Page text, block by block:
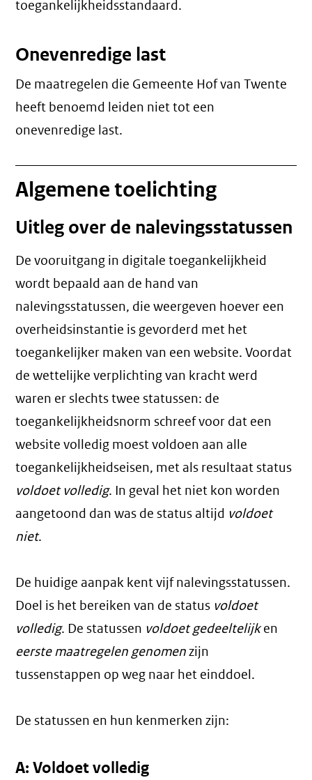
toegankelijkheidsstandaard.
Onevenredige last
De maatregelen die Gemeente Hof van Twente
heeft benoemd leiden niet tot een
onevenredige last.
Algemene toelichting
Uitleg over de nalevingsstatussen
De vooruitgang in digitale toegankelijkheid
wordt bepaald aan de hand van
nalevingsstatussen, die weergeven hoever een
overheidsinstantie is gevorderd met het
toegankelijker maken van een website. Voordat
de wettelijke verplichting van kracht werd
waren er slechts twee statussen: de
toegankelijkheidsnorm schreef voor dat een
website volledig moest voldoen aan alle
toegankelijkheidseisen, met als resultaat status
voldoet volledig. In geval het niet kon worden
aangetoond dan was de status altijd voldoet
niet.
De huidige aanpak kent vijf nalevingsstatussen.
Doel is het bereiken van de status voldoet
volledig. De statussen voldoet gedeeltelijken
eerste maatregelen genomenzijn
tussenstappen op weg naar het einddoel.
De statussen en hun kenmerken zijn:
A: Voldoet volledig